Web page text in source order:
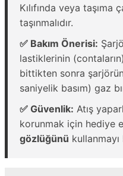
Kılıfında veya taşıma
taşınmalıdır.
✅ Bakım Önerisi:
lastiklerinin
bittikten sonra
saniyelik basım) gaz
✅ Güvenlik: Atış
korunmak için hediye
gözlüğünü